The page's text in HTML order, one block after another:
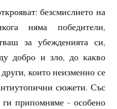
безсмислието на
няма победители,
за убежденията си,
добро и зло, до какво
които неизменно се
сюжети. Със
ги припомняме - особено